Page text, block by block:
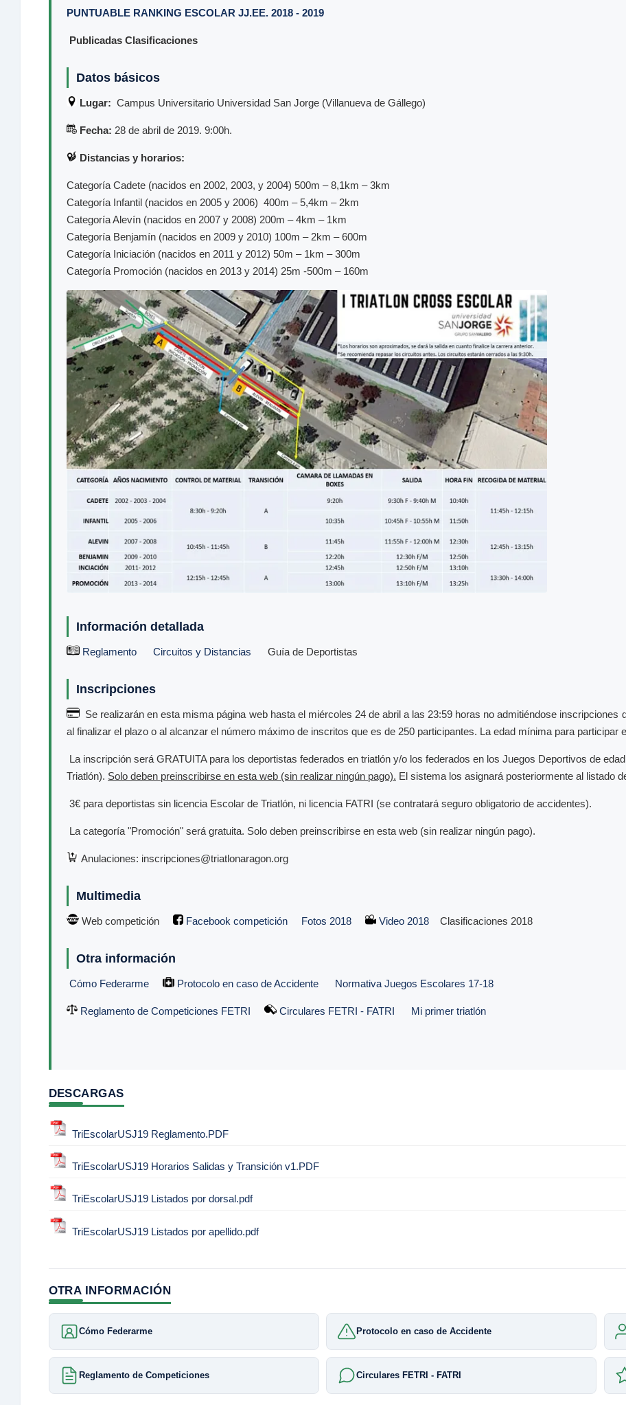
PUNTUABLE RANKING ESCOLAR JJ.EE. 2018 - 2019
Publicadas Clasificaciones
Datos básicos
Lugar: Campus Universitario Universidad San Jorge (Villanueva de Gállego)
Fecha: 28 de abril de 2019. 9:00h.
Distancias y horarios:
Categoría Cadete (nacidos en 2002, 2003, y 2004) 500m – 8,1km – 3km
Categoría Infantil (nacidos en 2005 y 2006) 400m – 5,4km – 2km
Categoría Alevín (nacidos en 2007 y 2008) 200m – 4km – 1km
Categoría Benjamín (nacidos en 2009 y 2010) 100m – 2km – 600m
Categoría Iniciación (nacidos en 2011 y 2012) 50m – 1km – 300m
Categoría Promoción (nacidos en 2013 y 2014) 25m -500m – 160m
Información detallada
Reglamento Circuitos y Distancias Guía de Deportistas
Inscripciones
Se realizarán en esta misma página web hasta el miércoles 24 de abril a las 23:59 horas no admitiéndose
al finalizar el plazo o al alcanzar el número máximo de inscritos que es de 250 participantes. La edad mínima para participar
La inscripción será GRATUITA para los deportistas federados en triatlón y/o los federados en los Juegos Deportivos de
Triatlón). Solo deben preinscribirse en esta web (sin realizar ningún pago). El sistema los asignará posteriormente al listado
3€ para deportistas sin licencia Escolar de Triatlón, ni licencia FATRI (se contratará seguro obligatorio de accidentes).
La categoría "Promoción" será gratuita. Solo deben preinscribirse en esta web (sin realizar ningún pago).
Anulaciones: inscripciones@triatlonaragon.org
Multimedia
Web competición Facebook competición Fotos 2018 Video 2018 Clasificaciones 2018
Otra información
Cómo Federarme Protocolo en caso de Accidente Normativa Juegos Escolares 17-18
Reglamento de Competiciones FETRI Circulares FETRI - FATRI Mi primer triatlón
DESCARGAS
TriEscolarUSJ19 Reglamento.PDF
TriEscolarUSJ19 Horarios Salidas y Transición v1.PDF
TriEscolarUSJ19 Listados por dorsal.pdf
TriEscolarUSJ19 Listados por apellido.pdf
OTRA INFORMACIÓN
Cómo Federarme Protocolo en caso de Accidente
Reglamento de Competiciones Circulares FETRI - FATRI